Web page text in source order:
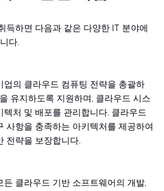
득하면 다음과 같은 다양한 IT 분야에
다.
업의 클라우드 컴퓨팅 전략을 총괄하
유지하도록 지원하며, 클라우드 시스
텍처 및 배포를 관리합니다. 클라우드
사항을 충족하는 아키텍처를 제공하여
전략을 보장합니다.
든 클라우드 기반 소프트웨어의 개발,